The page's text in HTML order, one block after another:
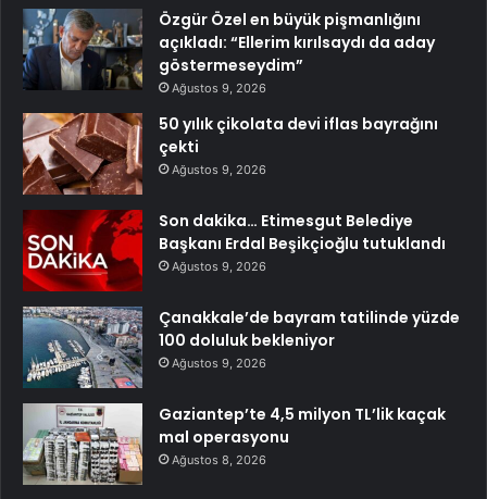
Özgür Özel en büyük pişmanlığını
açıkladı: “Ellerim kırılsaydı da aday
göstermeseydim”
Ağustos 9, 2026
50 yılık çikolata devi iflas bayrağını
çekti
Ağustos 9, 2026
Son dakika… Etimesgut Belediye
Başkanı Erdal Beşikçioğlu tutuklandı
Ağustos 9, 2026
Çanakkale’de bayram tatilinde yüzde
100 doluluk bekleniyor
Ağustos 9, 2026
Gaziantep’te 4,5 milyon TL’lik kaçak
mal operasyonu
Ağustos 8, 2026